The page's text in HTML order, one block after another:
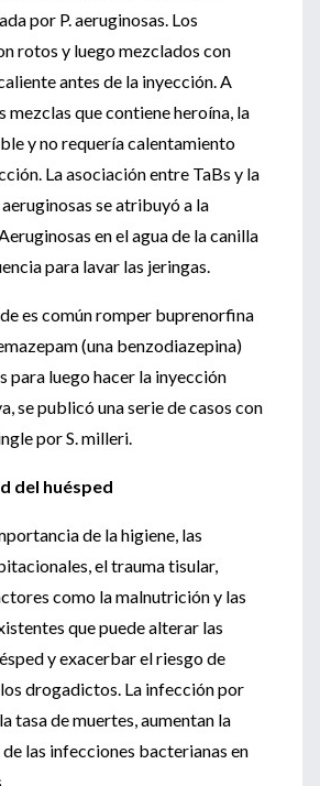
por P. aeruginosas. Los
rotos y luego mezclados con
antes de la inyección. A
mezclas que contiene heroína, la
y no requería calentamiento
La asociación entre TaBs y la
se atribuyó a la
en el agua de la canilla
para lavar las jeringas.
es común romper buprenorfina
(una benzodiazepina)
para luego hacer la inyección
se publicó una serie de casos con
por S. milleri.
del huésped
de la higiene, las
el trauma tisular,
como la malnutrición y las
que puede alterar las
y exacerbar el riesgo de
drogadictos. La infección por
tasa de muertes, aumentan la
las infecciones bacterianas en